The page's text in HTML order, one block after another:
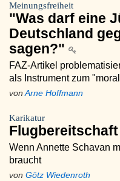
Meinungsfreiheit
"Was darf eine
Deutschland
sagen?"
FAZ-Artikel
als Instrument zum
von Arne Hoffmann
Karikatur
Flugbereitschaft
Wenn Annette Schavan
braucht
von Götz Wiedenroth